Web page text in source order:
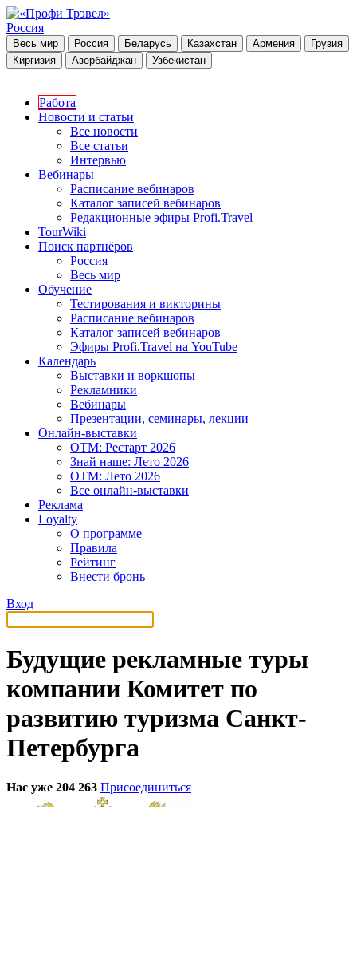
Россия
Весь мир Россия Беларусь Казахстан Армения
Грузия
Киргизия
Азербайджан Узбекистан
Работа
Новости и статьи
Все новости
Все статьи
Интервью
Вебинары
Расписание вебинаров
Каталог записей вебинаров
Редакционные эфиры Profi.Travel
TourWiki
Поиск партнёров
Россия
Весь мир
Обучение
Тестирования и викторины
Расписание вебинаров
Каталог записей вебинаров
Эфиры Profi.Travel на YouTube
Календарь
Выставки и воркшопы
Рекламники
Вебинары
Презентации, семинары, лекции
Онлайн-выставки
OTM: Рестарт 2026
Знай наше: Лето 2026
OTM: Лето 2026
Все онлайн-выставки
Реклама
Loyalty
О программе
Правила
Рейтинг
Внести бронь
Вход
Будущие рекламные туры
компании Комитет по
развитию туризма Санкт-
Петербурга
Нас уже 204 263 Присоединиться